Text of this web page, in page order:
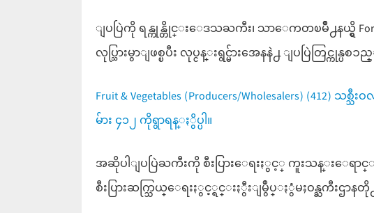
ျပပြဲကို ရန္ကုန္တိုင္းေဒသႀကီး၊ သာေကတၿမိဳ႕နယ္ရွိ
လုပ္သြားမွာျဖစ္ၿပီး လုပ္ငန္းရွင္မ်ားအေနနဲ႕ ျပပြဲတြင္ကု
Fruit & Vegetables (Producers/Wholesalers)
မ်ား ၄၁၂ ကိုရွာရန္ႏွိပ္ပါ။
အဆိုပါျပပြဲႀကီးကို စီးပြားေရးႏွင့္ ကူးသန္းေရာင္း
စီးပြားဆက္သြယ္ေရးႏွင့္ရင္းႏွီးျမွဳပ္ႏွံမႈဝန္ႀကီးဌာနတို